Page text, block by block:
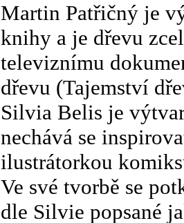
Martin Patřičný je
knihy a je dřevu
televiznímu
dřevu (Tajemství
Silvia Belis je
nechává se
ilustrátorkou
Ve své tvorbě se
dle Silvie popsané